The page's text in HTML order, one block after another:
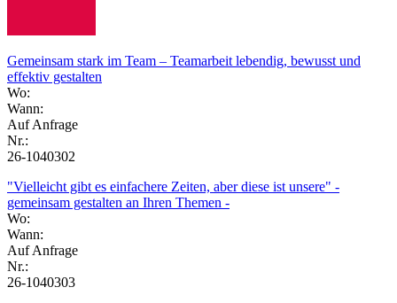
Gemeinsam stark im Team – Teamarbeit lebendig, bewusst und
effektiv gestalten
Wo:
Wann:
Auf Anfrage
Nr.:
26-1040302
"Vielleicht gibt es einfachere Zeiten, aber diese ist unsere" -
gemeinsam gestalten an Ihren Themen -
Wo:
Wann:
Auf Anfrage
Nr.:
26-1040303